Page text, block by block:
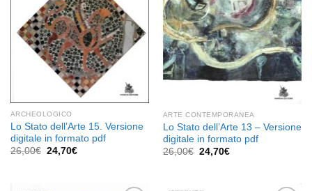
ARCHEOLOGICO
Lo Stato dell’Arte 15. Versione
digitale in formato pdf
26,00€ Il
24,70€Il
ARTE CONTEMPORANEA
Lo Stato dell’Arte 13 – Versione
digitale in formato pdf
26,00€ Il
24,70€Il